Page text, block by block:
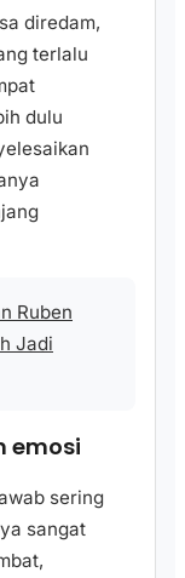
diredam,
terlalu
dulu
Ruben
Jadi
emosi
sering
sangat